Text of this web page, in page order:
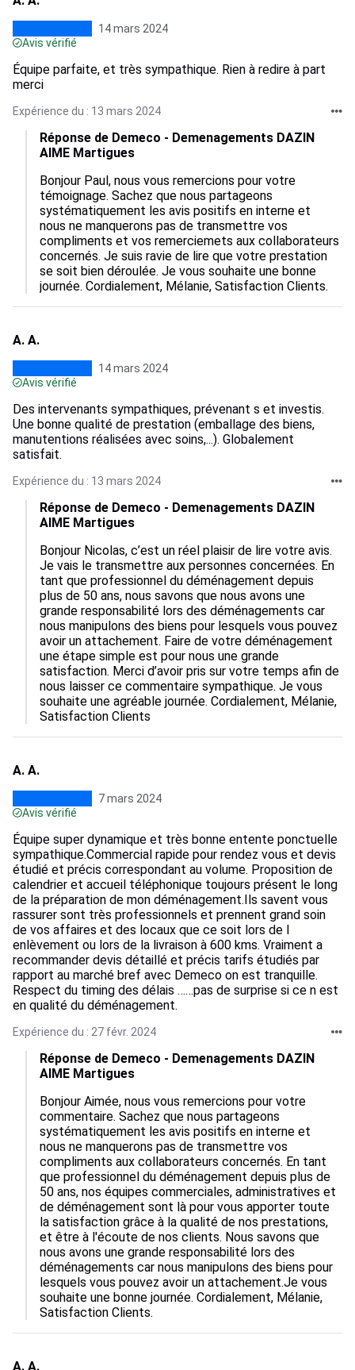
14 mars 2024
Avis vérifié
Équipe parfaite, et très sympathique. Rien à redire à part
merci
Expérience du : 13 mars 2024
Réponse de Demeco - Demenagements DAZIN
AIME Martigues
Bonjour Paul, nous vous remercions pour votre
témoignage. Sachez que nous partageons
systématiquement les avis positifs en interne et
nous ne manquerons pas de transmettre vos
compliments et vos remerciemets aux collaborateurs
concernés. Je suis ravie de lire que votre prestation
se soit bien déroulée. Je vous souhaite une bonne
journée. Cordialement, Mélanie, Satisfaction Clients.
A. A.
14 mars 2024
Avis vérifié
Des intervenants sympathiques, prévenant s et investis.
Une bonne qualité de prestation (emballage des biens,
manutentions réalisées avec soins,...). Globalement
satisfait.
Expérience du : 13 mars 2024
Réponse de Demeco - Demenagements DAZIN
AIME Martigues
Bonjour Nicolas, c’est un réel plaisir de lire votre avis.
Je vais le transmettre aux personnes concernées. En
tant que professionnel du déménagement depuis
plus de 50 ans, nous savons que nous avons une
grande responsabilité lors des déménagements car
nous manipulons des biens pour lesquels vous pouvez
avoir un attachement. Faire de votre déménagement
une étape simple est pour nous une grande
satisfaction. Merci d’avoir pris sur votre temps afin de
nous laisser ce commentaire sympathique. Je vous
souhaite une agréable journée. Cordialement, Mélanie,
Satisfaction Clients
A. A.
7 mars 2024
Avis vérifié
Équipe super dynamique et très bonne entente ponctuelle
sympathique.Commercial rapide pour rendez vous et devis
étudié et précis correspondant au volume. Proposition de
calendrier et accueil téléphonique toujours présent le long
de la préparation de mon déménagement.Ils savent vous
rassurer sont très professionnels et prennent grand soin
de vos affaires et des locaux que ce soit lors de l
enlèvement ou lors de la livraison à 600 kms. Vraiment a
recommander devis détaillé et précis tarifs étudiés par
rapport au marché bref avec Demeco on est tranquille.
Respect du timing des délais ……pas de surprise si ce n est
en qualité du déménagement.
Expérience du : 27 févr. 2024
Réponse de Demeco - Demenagements DAZIN
AIME Martigues
Bonjour Aimée, nous vous remercions pour votre
commentaire. Sachez que nous partageons
systématiquement les avis positifs en interne et
nous ne manquerons pas de transmettre vos
compliments aux collaborateurs concernés. En tant
que professionnel du déménagement depuis plus de
50 ans, nos équipes commerciales, administratives et
de déménagement sont là pour vous apporter toute
la satisfaction grâce à la qualité de nos prestations,
et être à l'écoute de nos clients. Nous savons que
nous avons une grande responsabilité lors des
déménagements car nous manipulons des biens pour
lesquels vous pouvez avoir un attachement.Je vous
souhaite une bonne journée. Cordialement, Mélanie,
Satisfaction Clients.
A. A.